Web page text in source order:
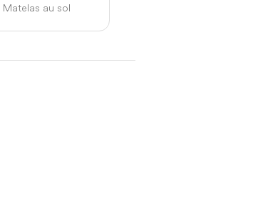
Matelas au sol